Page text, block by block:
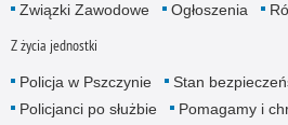
Związki Zawodowe
Ogłoszenia
Z życia jednostki
Policja w Pszczynie Stan
Policjanci po służbie
Pomagamy i